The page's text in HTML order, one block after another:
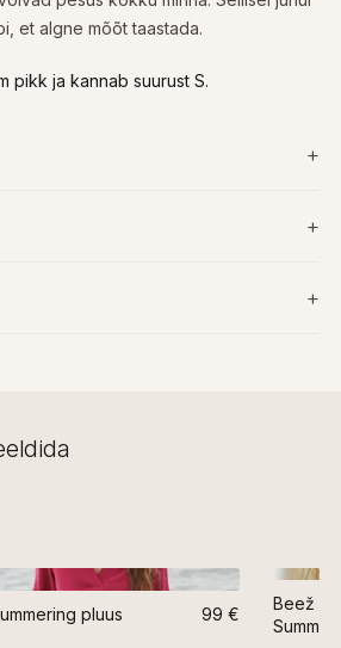
et algne mõõt taastada.
pikk ja kannab suurust S.
pluus
99 €
-25
Beež